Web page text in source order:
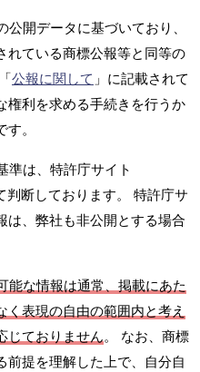
開データに基づいており、
れている商標公報等と同等の
公報に関して 」に記載されて
権利を求める手続きを行うか
。
準は、特許庁サイト
断しております。 特許庁サ
は、弊社も非公開とする場合
能な情報は通常、掲載にあた
く表現の自由の範囲内と考え
じておりません。 なお、商標
前提を理解した上で、自分自